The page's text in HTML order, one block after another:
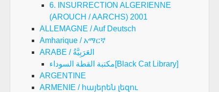
6. INSURRECTION ALGERIENNE
(AROUCH / AARCHS) 2001
ALLEMAGNE / Auf Deutsch
Amharique / አማርኛ
ARABE / العَرَبِيَّةُ
مكتبة القطة السوداء[Black Cat Library]
ARGENTINE
ARMENIE / հայերեն լեզու